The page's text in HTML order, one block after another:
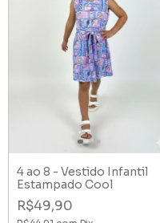
4 ao 8 - Vestido Infantil
Estampado Cool
R$49,90